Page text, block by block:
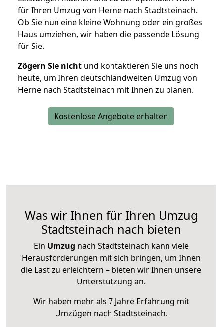
für Ihren Umzug von Herne nach Stadtsteinach.
Ob Sie nun eine kleine Wohnung oder ein großes
Haus umziehen, wir haben die passende Lösung
für Sie.
Zögern Sie nicht und kontaktieren Sie uns noch
heute, um Ihren deutschlandweiten Umzug von
Herne nach Stadtsteinach mit Ihnen zu planen.
Kostenlose Angebote erhalten
Was wir Ihnen für Ihren Umzug
Stadtsteinach nach bieten
Ein Umzug nach Stadtsteinach kann viele
Herausforderungen mit sich bringen, um Ihnen
die Last zu erleichtern – bieten wir Ihnen unsere
Unterstützung an.
Wir haben mehr als 7 Jahre Erfahrung mit
Umzügen nach Stadtsteinach.